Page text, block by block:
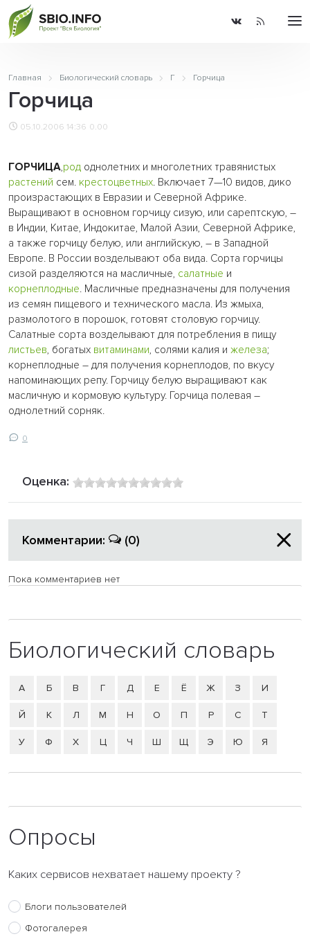
Главная Биологический словарь Г Горчица
Горчица
05.10.2006 14:36 0.00
ГОРЧИЦА,род однолетних и многолетних травянистых
растений сем. крестоцветных. Включает 7—10 видов, дико
произрастающих в Евразии и Северной Африке.
Выращивают в основном горчицу сизую, или сарептскую, –
в Индии, Китае, Индокитае, Малой Азии, Северной Африке,
а также горчицу белую, или английскую, – в Западной
Европе. В России возделывают оба вида. Сорта горчицы
сизой разделяются на масличные, салатные и
корнеплодные. Масличные предназначены для получения
из семян пищевого и технического масла. Из жмыха,
размолотого в порошок, готовят столовую горчицу.
Салатные сорта возделывают для потребления в пищу
листьев, богатых витаминами, солями калия и железа;
корнеплодные – для получения корнеплодов, по вкусу
напоминающих репу. Горчицу белую выращивают как
масличную и кормовую культуру. Горчица полевая –
однолетний сорняк.
0
Оценка:
Комментарии: (0)
Пока комментариев нет
Биологический словарь
А Б В Г Д Е Ё Ж З И
Й К Л М Н О П Р С Т
У Ф Х Ц Ч Ш Щ Э Ю Я
Опросы
Каких сервисов нехватает нашему проекту ?
Блоги пользователей
Фотогалерея